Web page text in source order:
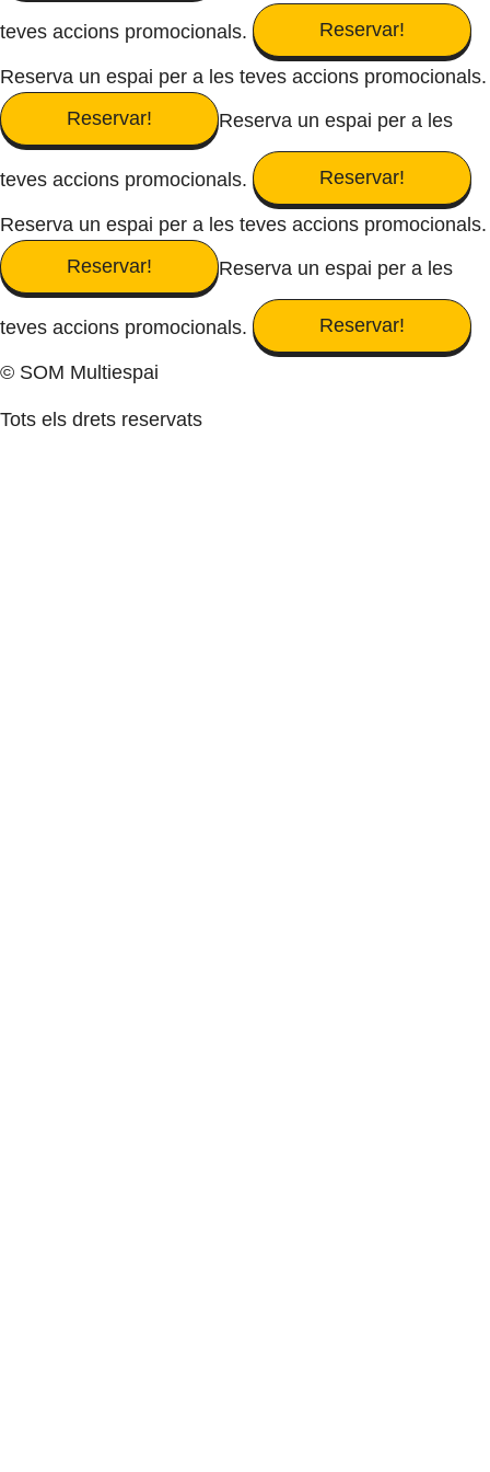
teves accions promocionals. Reservar!
Reserva un espai per a les teves accions promocionals.
Reservar!
Reserva un espai per a les
teves accions promocionals. Reservar!
Reserva un espai per a les teves accions promocionals.
Reservar!
Reserva un espai per a les
teves accions promocionals. Reservar!
© SOM Multiespai
Tots els drets reservats